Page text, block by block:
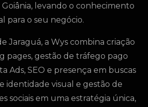
levando o conhecimento
para o seu negócio.
Jaraguá, a Wys combina criação
pages, gestão de tráfego pago
Ads, SEO e presença em buscas
identidade visual e gestão de
sociais em uma estratégia única,